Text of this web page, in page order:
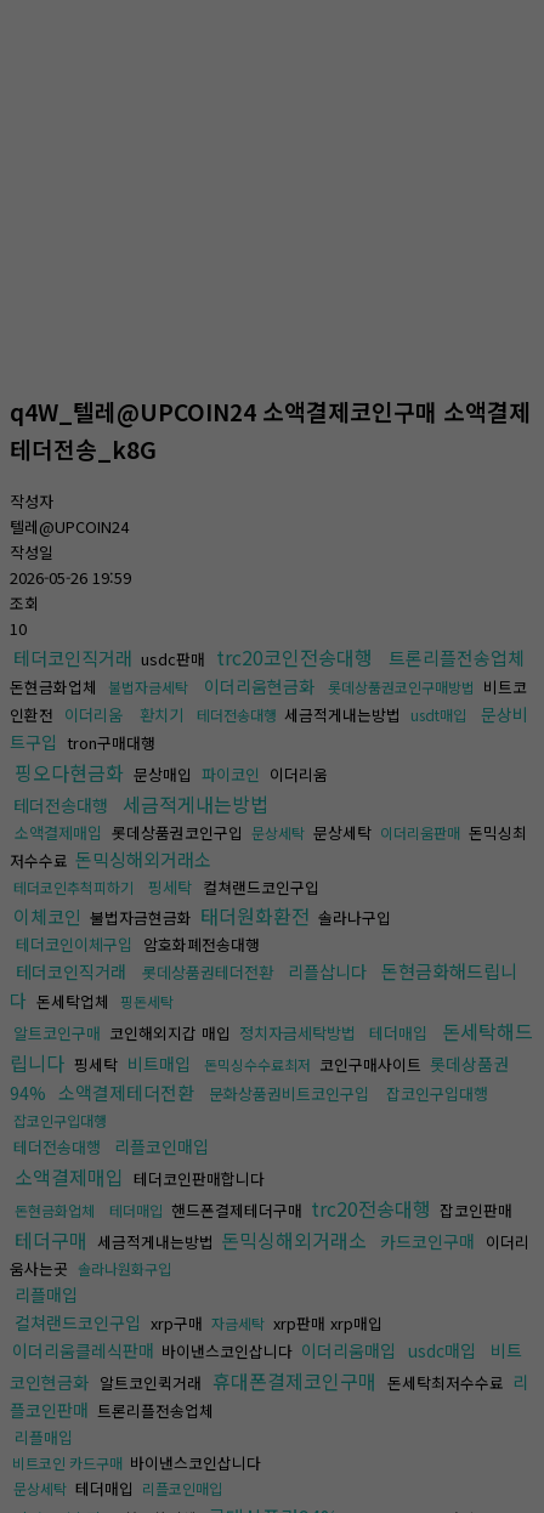
q4W_텔레@UPCOIN24 소액결제코인구매 소액결제
테더전송_k8G
작성자
텔레@UPCOIN24
작성일
2026-05-26 19:59
조회
10
테더코인직거래 usdc판매 trc20코인전송대행 트론리플전송업체
돈현금화업체 불법자금세탁 이더리움현금화 롯데상품권코인구매방법 비트코
인환전 이더리움 환치기 테더전송대행 세금적게내는방법 usdt매입
문상비
트구입 tron구매대행
핑오다현금화 문상매입 파이코인 이더리움
테더전송대행 세금적게내는방법
소액결제매입 롯데상품권코인구입 문상세탁 문상세탁 이더리움판매 돈믹싱최
저수수료 돈믹싱해외거래소
테더코인추척피하기 핑세탁 컬쳐랜드코인구입
이체코인 불법자금현금화 태더원화환전 솔라나구입
테더코인이체구입
암호화폐전송대행
테더코인직거래 롯데상품권테더전환 리플삽니다 돈현금화해드립니
다 돈세탁업체 핑돈세탁
알트코인구매 코인해외지갑 매입 정치자금세탁방법 테더매입
돈세탁해드
립니다 핑세탁 비트매입 돈믹싱수수료최저 코인구매사이트 롯데상품권
94% 소액결제테더전환 문화상품권비트코인구입 잡코인구입대행
잡코인구입대행
테더전송대행 리플코인매입
소액결제매입 테더코인판매합니다
돈현금화업체 테더매입 핸드폰결제테더구매 trc20전송대행 잡코인판매
테더구매 세금적게내는방법 돈믹싱해외거래소 카드코인구매 이더리
움사는곳 솔라나원화구입
리플매입
컬쳐랜드코인구입 xrp구매 자금세탁 xrp판매 xrp매입
이더리움클레식판매 바이낸스코인삽니다 이더리움매입 usdc매입
비트
코인현금화 알트코인퀵거래 휴대폰결제코인구매 돈세탁최저수수료 리
플코인판매 트론리플전송업체
리플매입
비트코인 카드구매 바이낸스코인삽니다
문상세탁 테더매입 리플코인매입